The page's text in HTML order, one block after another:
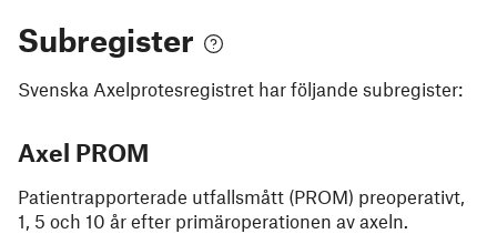
Subregister
Svenska Axelprotesregistret har följande subregister:
Axel PROM
Patientrapporterade utfallsmått (PROM) preoperativt,
1, 5 och 10 år efter primäroperationen av axeln.